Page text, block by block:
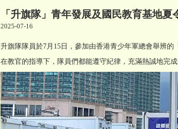
「升旗隊」青年發展及國民教育基地夏
2025-07-16
升旗隊隊員於7月15日，參加由香港青少年軍總會舉辨
在教官的指導下，隊員們都能遵守紀律，充滿熱誠地完